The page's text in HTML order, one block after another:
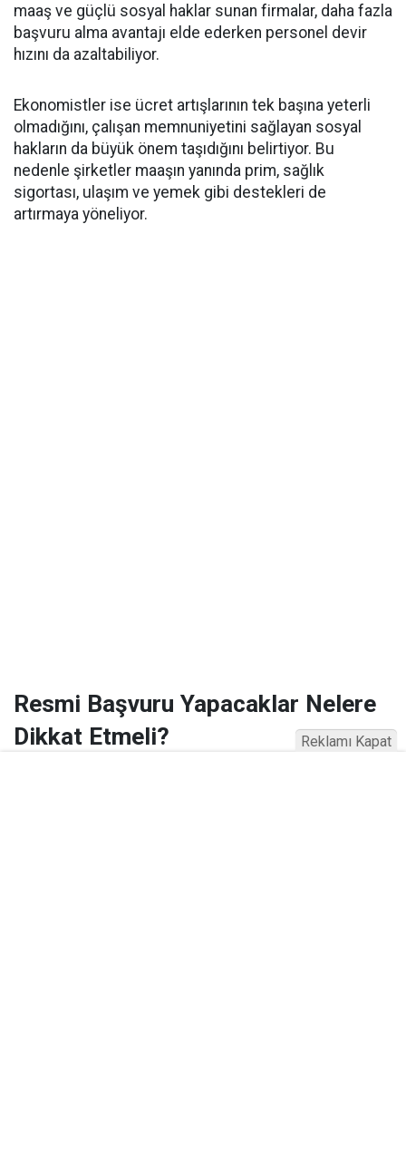
maaş ve güçlü sosyal haklar sunan firmalar, daha fazla
başvuru alma avantajı elde ederken personel devir
hızını da azaltabiliyor.
Ekonomistler ise ücret artışlarının tek başına yeterli
olmadığını, çalışan memnuniyetini sağlayan sosyal
hakların da büyük önem taşıdığını belirtiyor. Bu
nedenle şirketler maaşın yanında prim, sağlık
sigortası, ulaşım ve yemek gibi destekleri de
artırmaya yöneliyor.
Resmi Başvuru Yapacaklar Nelere
Dikkat Etmeli?
Reklamı Kapat